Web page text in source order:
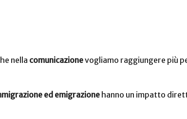
nella comunicazionevogliamo raggiungere più
ed emigrazione hanno un impatto